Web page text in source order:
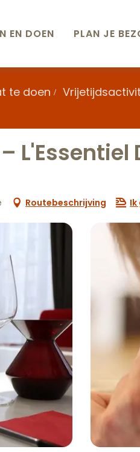
EN DOEN PLAN JE
te doen
Routebeschrijving Ik